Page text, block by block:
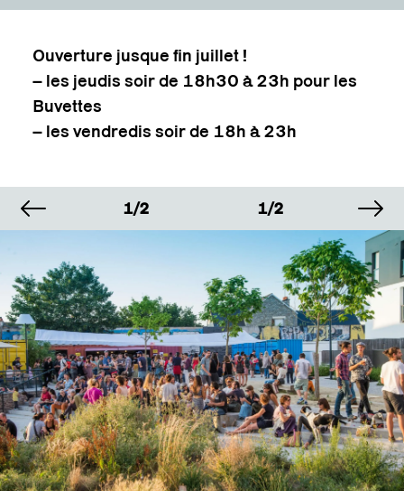
Ouverture jusque fin juillet !
– les jeudis soir de 18h30 à 23h pour les
Buvettes
– les vendredis soir de 18h à 23h
image précédente
IMAGE
1/2 IMAGE
1/2
IMAGE 1/